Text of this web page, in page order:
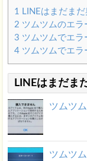
1
LINEはまだま
2 ツムツムのエ
3 ツムツムでエ
4ツムツムでエラ
LINEはまだま
ツムツ
ツムツ